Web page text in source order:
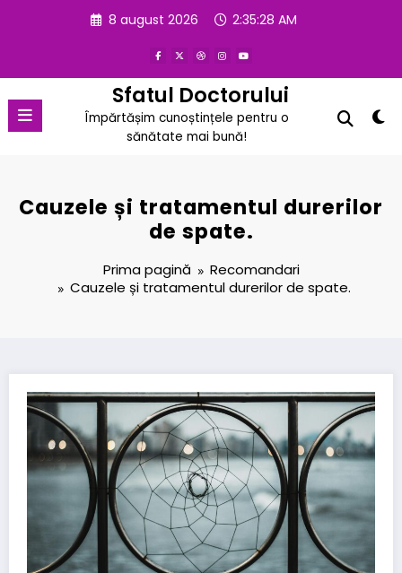
8 august 2026 2:35:29 AM
Sfatul Doctorului
Împărtășim cunoștințele pentru o
sănătate mai bună!
Cauzele și tratamentul durerilor
de spate.
Prima pagină
Recomandari
Cauzele și tratamentul durerilor de spate.